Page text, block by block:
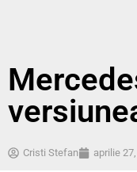
Cristi Stefan aprilie